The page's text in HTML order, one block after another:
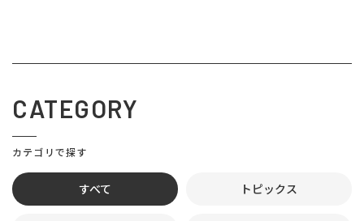
CATEGORY
カテゴリで探す
すべて トピックス